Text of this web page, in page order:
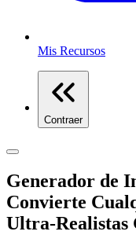
Mis Recursos
Contraer
Generador de
Convierte
Ultra-Realistas